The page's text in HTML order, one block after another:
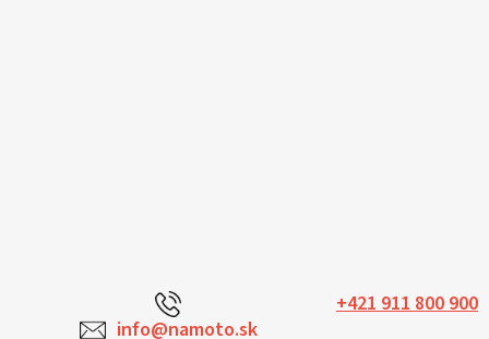
+421 911 800 900
info@namoto.sk